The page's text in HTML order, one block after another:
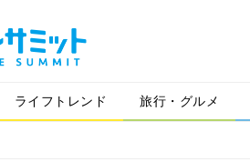
ライフトレンド 旅行・グルメ